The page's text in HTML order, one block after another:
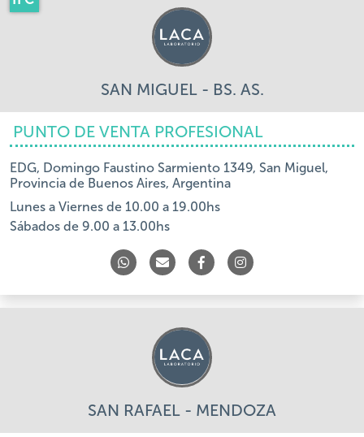
SAN MIGUEL - BS. AS.
PUNTO DE VENTA PROFESIONAL
EDG, Domingo Faustino Sarmiento 1349, San Miguel,
Provincia de Buenos Aires, Argentina
Lunes a Viernes de 10.00 a 19.00hs
Sábados de 9.00 a 13.00hs
SAN RAFAEL - MENDOZA